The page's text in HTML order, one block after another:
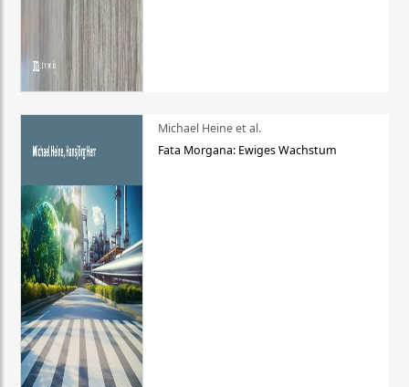
Michael Heine et al.
Fata Morgana: Ewiges Wachstum